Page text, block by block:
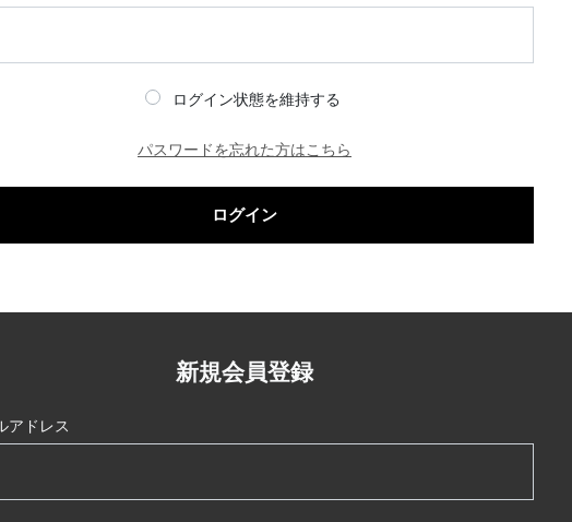
ログイン状態を維持する
パスワードを忘れた方はこちら
ログイン
新規会員登録
アドレス